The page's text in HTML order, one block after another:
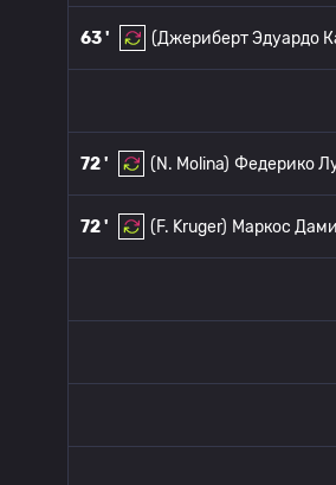
63 ' (Джериберт Эдуардо
72 ' (N. Molina) Федерико
72 ' (F. Kruger) Маркос